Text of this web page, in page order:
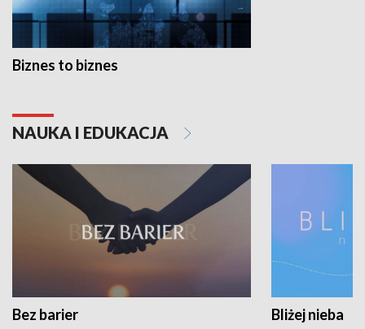
Biznes to biznes
NAUKA I EDUKACJA
Bez barier Bliżej nieba